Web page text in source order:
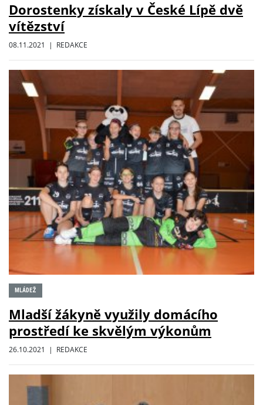
Dorostenky získaly v České Lípě dvě
vítězství
08.11.2021 | REDAKCE
MLÁDEŽ
Mladší žákyně využily domácího
prostředí ke skvělým výkonům
26.10.2021 | REDAKCE